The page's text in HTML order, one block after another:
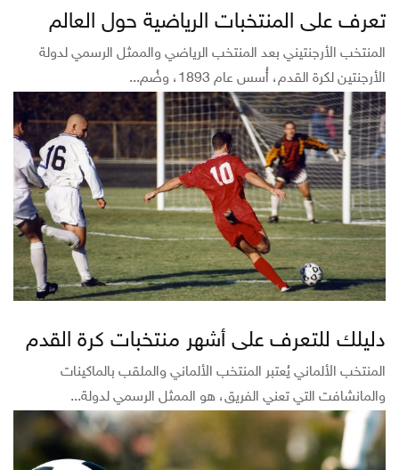
تعرف على المنتخبات الرياضية حول العالم
المنتخب الأرجنتيني بعد المنتخب الرياضي والممثل الرسمي لدولة
الأرجنتين لكرة القدم، أُسس عام 1893، وضُم...
دليلك للتعرف على أشهر منتخبات كرة القدم
المنتخب الألماني يُعتبر المنتخب الألماني والملقب بالماكينات
والمانشافت التي تعني الفريق، هو الممثل الرسمي لدولة...